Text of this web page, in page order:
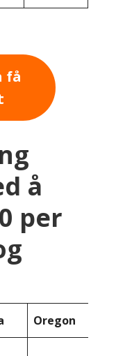
få
å
per
Oregon